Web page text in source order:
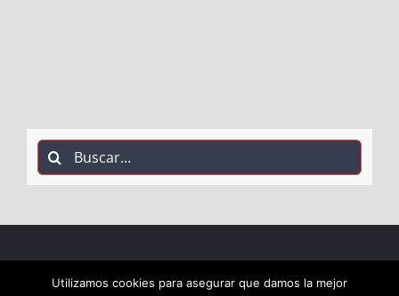
Buscar:
COPYRIGHT 2018 Socialistas de Alcalá PSOE ALCALÁ |
Utilizamos cookies para asegurar que damos la mejor